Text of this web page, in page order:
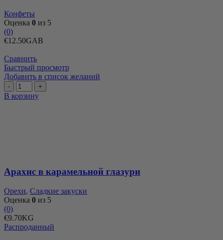
Конфеты
Оценка 0 из 5
(0)
€12.50GAB
Сравнить
Быстрый просмотр
Добавить в список желаний
Количество
товара
Арахис
В корзину
Арахис в карамельной глазури
Орехи, Сладкие закуски
Оценка 0 из 5
(0)
€9.70KG
Распроданный